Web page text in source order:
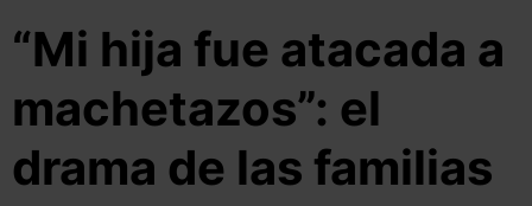
“Mi hija fue atacada a
machetazos”: el
drama de las familias